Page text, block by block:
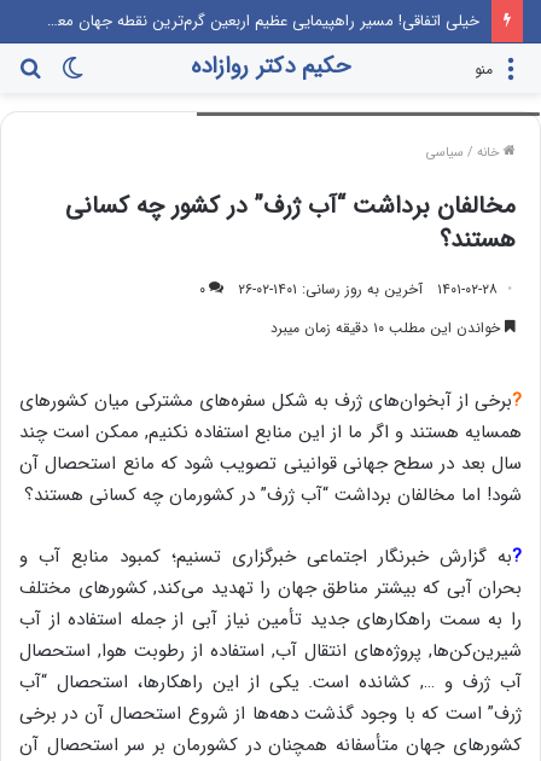
این‌که مرندی رو بیارن صدا‌ و سیما، برنامه جوانی جمعیت، درست مثل این می‌مونه که صدام رو دعوت کنن راهیان نور!
تغییر
پوسته
حکیم دکتر روازاده منو
خانه / سیاسی
مخالفان برداشت “آب ژرف” در کشور چه کسانی
هستند؟
۱۴۰۱-۰۲-۲۸ آخرین به روز رسانی: ۱۴۰۱-۰۲-۲۶
۰
خواندن این مطلب ۱۰ دقیقه زمان میبرد
?برخی از آبخوان‌های ژرف به شکل سفره‌های مشترکی میان کشورهای
همسایه هستند و اگر ما از این منابع استفاده نکنیم, ممکن است چند
سال بعد در سطح جهانی قوانینی تصویب شود که مانع استحصال آن
شود! اما مخالفان برداشت “آب ژرف” در کشورمان چه کسانی هستند؟
?به گزارش خبرنگار اجتماعی خبرگزاری تسنیم؛ کمبود منابع آب و
بحران آبی که بیشتر مناطق جهان را تهدید می‌کند, کشورهای مختلف
را به سمت راهکارهای جدید تأمین نیاز آبی از جمله استفاده از آب
شیرین‌کن‌ها, پروژه‌های انتقال آب, استفاده از رطوبت هوا, استحصال
آب ژرف و …, کشانده است. یکی از این راهکارها، استحصال “آب
ژرف” است که با وجود گذشت دهه‌ها از شروع استحصال آن در برخی
کشورهای جهان متأسفانه همچنان در کشورمان بر سر استحصال آن